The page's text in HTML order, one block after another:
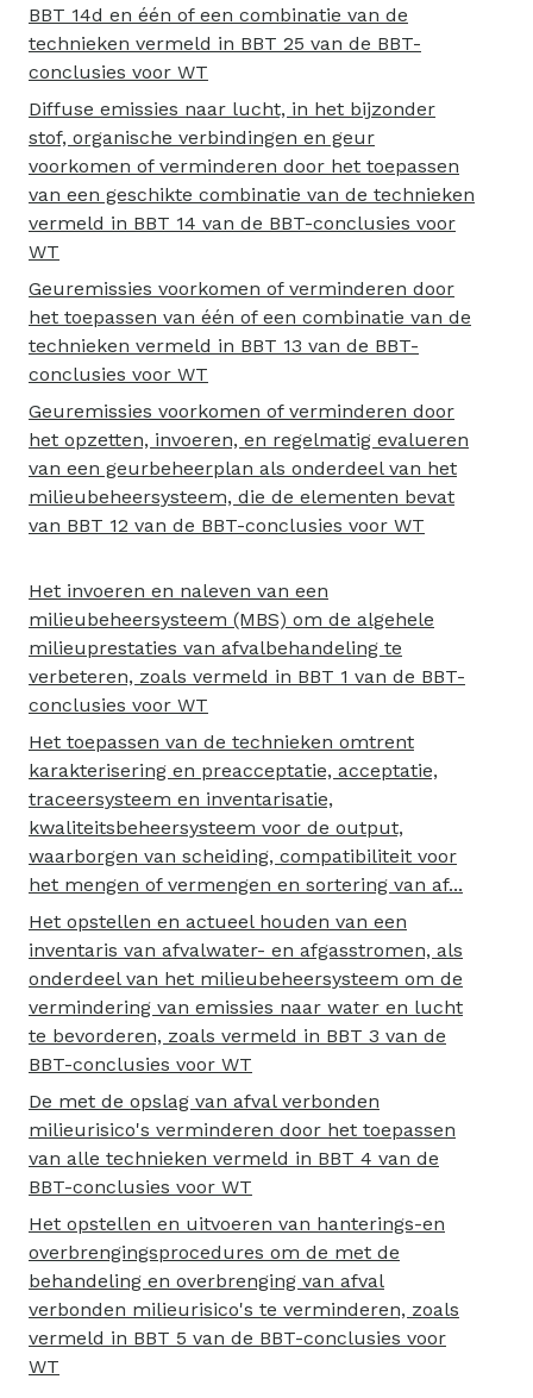
BBT 14d en één of een combinatie van de
technieken vermeld in BBT 25 van de BBT-
conclusies voor WT
Diffuse emissies naar lucht, in het bijzonder
stof, organische verbindingen en geur
voorkomen of verminderen door het toepassen
van een geschikte combinatie van de technieken
vermeld in BBT 14 van de BBT-conclusies voor
WT
Geuremissies voorkomen of verminderen door
het toepassen van één of een combinatie van de
technieken vermeld in BBT 13 van de BBT-
conclusies voor WT
Geuremissies voorkomen of verminderen door
het opzetten, invoeren, en regelmatig evalueren
van een geurbeheerplan als onderdeel van het
milieubeheersysteem, die de elementen bevat
van BBT 12 van de BBT-conclusies voor WT
Het invoeren en naleven van een
milieubeheersysteem (MBS) om de algehele
milieuprestaties van afvalbehandeling te
verbeteren, zoals vermeld in BBT 1 van de BBT-
conclusies voor WT
Het toepassen van de technieken omtrent
karakterisering en preacceptatie, acceptatie,
traceersysteem en inventarisatie,
kwaliteitsbeheersysteem voor de output,
waarborgen van scheiding, compatibiliteit voor
het mengen of vermengen en sortering van af...
Het opstellen en actueel houden van een
inventaris van afvalwater- en afgasstromen, als
onderdeel van het milieubeheersysteem om de
vermindering van emissies naar water en lucht
te bevorderen, zoals vermeld in BBT 3 van de
BBT-conclusies voor WT
De met de opslag van afval verbonden
milieurisico's verminderen door het toepassen
van alle technieken vermeld in BBT 4 van de
BBT-conclusies voor WT
Het opstellen en uitvoeren van hanterings-en
overbrengingsprocedures om de met de
behandeling en overbrenging van afval
verbonden milieurisico's te verminderen, zoals
vermeld in BBT 5 van de BBT-conclusies voor
WT